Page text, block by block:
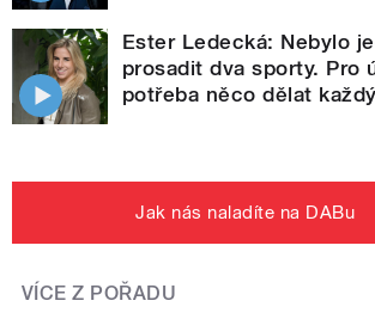
Ester Ledecká: Nebylo
prosadit dva sporty. Pro
potřeba něco dělat
Jak nás naladíte na DABu
VÍCE Z POŘADU